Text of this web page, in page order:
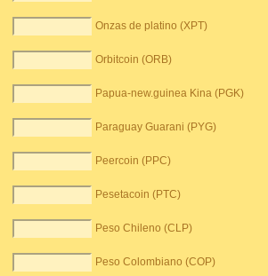
Onzas de platino (XPT)
Orbitcoin (ORB)
Papua-new.guinea Kina (PGK)
Paraguay Guarani (PYG)
Peercoin (PPC)
Pesetacoin (PTC)
Peso Chileno (CLP)
Peso Colombiano (COP)